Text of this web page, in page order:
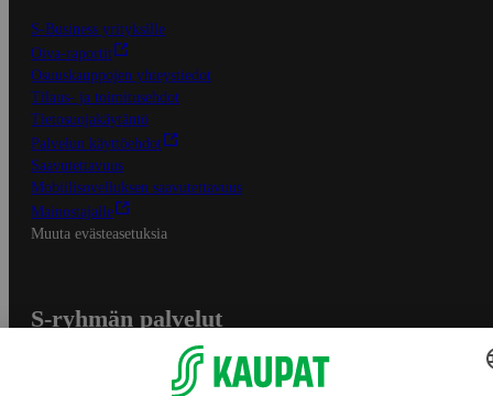
S-Business yrityksille
Oiva-raportit
Osuuskauppojen yhteystiedot
Tilaus- ja toimitusehdot
Tietosuojakäytäntö
Palvelun käyttöehdot
Saavutettavuus
Mobiilisovelluksen saavutettavuus
Mainostajalle
Muuta evästeasetuksia
S-ryhmän palvelut